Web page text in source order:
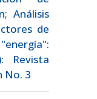
Análisis
de
Revista
No. 3